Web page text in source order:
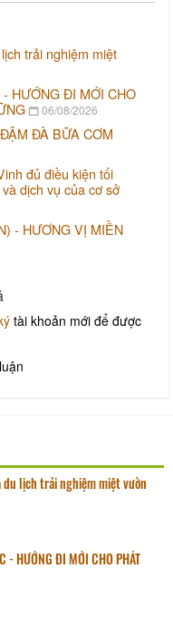
trải nghiệm miệt
HƯỚNG ĐI MỚI CHO
06/08/2026
ĐÀ BỮA CƠM
đủ điều kiện tối
dịch vụ của cơ sở
- HƯƠNG VỊ MIỀN
tài khoản mới để được
lịch trải nghiệm miệt vườn
- HƯỚNG ĐI MỚI CHO PHÁT